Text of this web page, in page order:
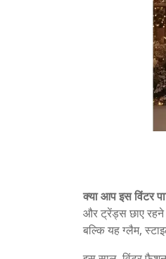
क्या आप इस विंटर
और ट्रेंड्स छाए रहने
बल्कि यह ग्लैम,